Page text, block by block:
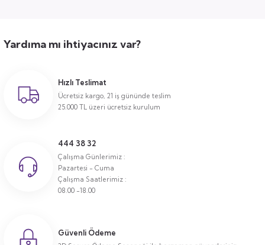
Yardıma mı ihtiyacınız var?
Hızlı Teslimat
Ücretsiz kargo, 21 iş gününde teslim
25.000 TL üzeri ücretsiz kurulum
444 38 32
Çalışma Günlerimiz :
Pazartesi - Cuma
Çalışma Saatlerimiz :
08.00 -18.00
Güvenli Ödeme